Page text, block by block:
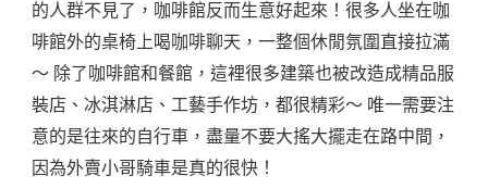
的人群不見了，咖啡館反而生意好起來！很多人坐在咖
啡館外的桌椅上喝咖啡聊天，一整個休閒氛圍直接拉滿
～ 除了咖啡館和餐館，這裡很多建築也被改造成精品服
裝店、冰淇淋店、工藝手作坊，都很精彩～ 唯一需要注
意的是往來的自行車，盡量不要大搖大擺走在路中間，
因為外賣小哥騎車是真的很快！